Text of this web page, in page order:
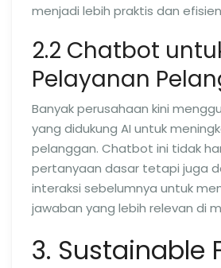
menjadi lebih praktis dan
2.2 Chatbot
Pelayanan
Banyak perusahaan kini
yang didukung AI untuk
pelanggan. Chatbot ini tidak
pertanyaan dasar tetapi juga
interaksi sebelumnya untuk
jawaban yang lebih relevan di
3. Sustainable